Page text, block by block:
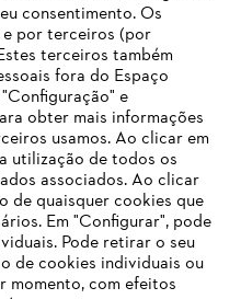
NÃO SUPORTA
não suportamos. Para
recomendamos que altere
consentimento. Os
por terceiros (por
terceiros também
fora do Espaço
e
obter mais informações
usamos. Ao clicar em
utilização de todos os
associados. Ao clicar
de quaisquer cookies que
Em "Configurar", pode
Pode retirar o seu
de cookies individuais ou
momento, com efeitos